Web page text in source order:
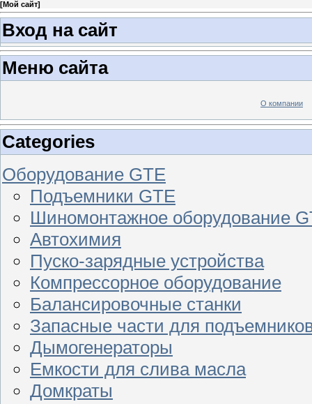
[Мой сайт]
Вход на сайт
Меню сайта
О компании
Categories
Оборудование GTE
Подъемники GTE
Шиномонтажное оборудование
Автохимия
Пуско-зарядные устройства
Компрессорное оборудование
Балансировочные станки
Запасные части для
Дымогенераторы
Емкости для слива масла
Домкраты